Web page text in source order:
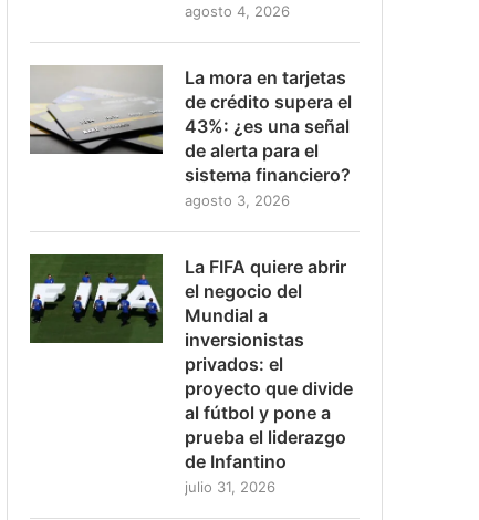
agosto 4, 2026
La mora en tarjetas
de crédito supera el
43%: ¿es una señal
de alerta para el
sistema financiero?
agosto 3, 2026
La FIFA quiere abrir
el negocio del
Mundial a
inversionistas
privados: el
proyecto que divide
al fútbol y pone a
prueba el liderazgo
de Infantino
julio 31, 2026